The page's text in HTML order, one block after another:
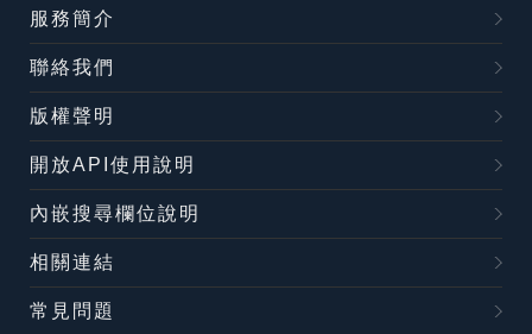
服務簡介
聯絡我們
版權聲明
開放API使用說明
內嵌搜尋欄位說明
相關連結
常見問題